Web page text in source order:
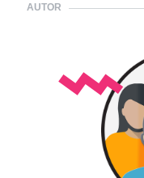
AUTOR